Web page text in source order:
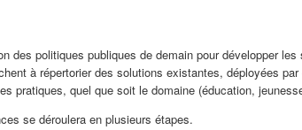
des politiques publiques de demain pour développer
à répertorier des solutions existantes, déployées
pratiques, quel que soit le domaine (éducation,
se déroulera en plusieurs étapes.